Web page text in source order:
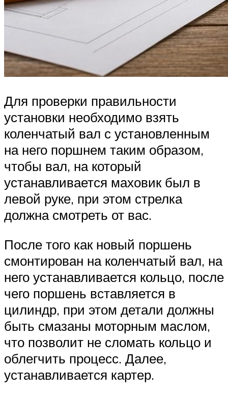
Для проверки правильности
установки необходимо взять
коленчатый вал с установленным
на него поршнем таким образом,
чтобы вал, на который
устанавливается маховик был в
левой руке, при этом стрелка
должна смотреть от вас.
После того как новый поршень
смонтирован на коленчатый вал, на
него устанавливается кольцо, после
чего поршень вставляется в
цилиндр, при этом детали должны
быть смазаны моторным маслом,
что позволит не сломать кольцо и
облегчить процесс. Далее,
устанавливается картер.